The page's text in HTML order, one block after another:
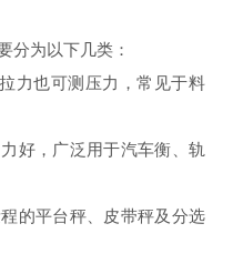
分为以下几类：
力也可测压力，常见于料
好，广泛用于汽车衡、轨
的平台秤、皮带秤及分选